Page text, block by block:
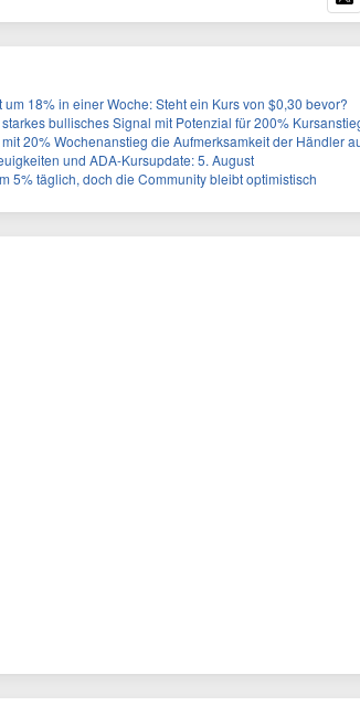
18% in einer Woche: Steht ein Kurs von $0,30 bevor?
bullisches Signal mit Potenzial für 200%
20% Wochenanstieg die Aufmerksamkeit der Händler
und ADA-Kursupdate: 5. August
5% täglich, doch die Community bleibt optimistisch